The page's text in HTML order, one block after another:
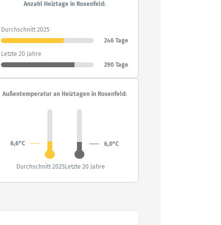
Anzahl Heiztage in Rosenfeld:
Durchschnitt 2025
246 Tage
Letzte 20 Jahre
290 Tage
Außentemperatur an Heiztagen in Rosenfeld:
6,6°C 6,0°C
Durchschnitt 2025Letzte 20 Jahre